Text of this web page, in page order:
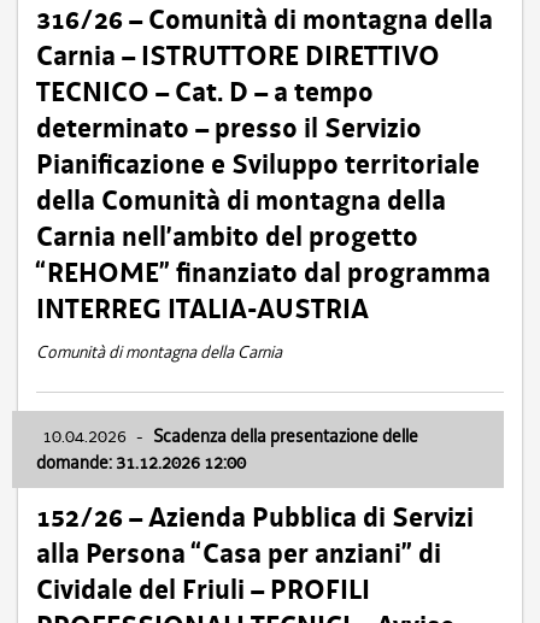
316/26 – Comunità di montagna della
Carnia – ISTRUTTORE DIRETTIVO
TECNICO – Cat. D – a tempo
determinato – presso il Servizio
Pianificazione e Sviluppo territoriale
della Comunità di montagna della
Carnia nell’ambito del progetto
“REHOME” finanziato dal programma
INTERREG ITALIA-AUSTRIA
Comunità di montagna della Carnia
10.04.2026 - Scadenza della presentazione delle
domande: 31.12.2026 12:00
152/26 – Azienda Pubblica di Servizi
alla Persona “Casa per anziani” di
Cividale del Friuli – PROFILI